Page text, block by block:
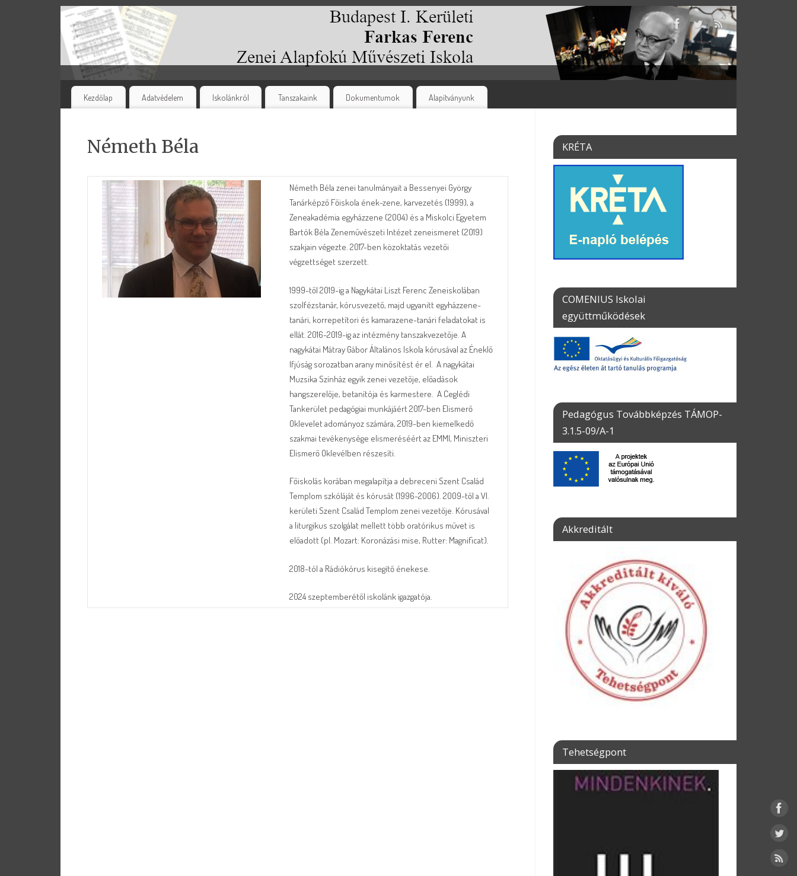
Kezdőlap Adatvédelem Iskolánkról Tanszakaink Dokumentumok Alapítványunk
Németh Béla
Németh Béla zenei tanulmányait a Bessenyei György
Tanárképző Főiskola ének-zene, karvezetés (1999), a
Zeneakadémia egyházzene (2004) és a Miskolci Egyetem
Bartók Béla Zeneművészeti Intézet zeneismeret (2019)
szakjain végezte. 2017-ben közoktatás vezetői
végzettséget szerzett.
1999-től 2019-ig a Nagykátai Liszt Ferenc Zeneiskolában
szolfézstanár, kórusvezető, majd ugyanitt egyházzene-
tanári, korrepetítori és kamarazene-tanári feladatokat is
ellát. 2016-2019-ig az intézmény tanszakvezetője. A
nagykátai Mátray Gábor Általános Iskola kórusával az Éneklő
Ifjúság sorozatban arany minősítést ér el. A nagykátai
Muzsika Színház egyik zenei vezetője, előadások
hangszerelője, betanítója és karmestere. A Ceglédi
Tankerület pedagógiai munkájáért 2017-ben Elismerő
Oklevelet adományoz számára, 2019-ben kiemelkedő
szakmai tevékenysége elismeréséért az EMMI, Miniszteri
Elismerő Oklevélben részesíti.
Főiskolás korában megalapítja a debreceni Szent Család
Templom szkóláját és kórusát (1996-2006). 2009-től a VI.
kerületi Szent Család Templom zenei vezetője. Kórusával
a liturgikus szolgálat mellett több oratórikus művet is
előadott (pl. Mozart: Koronázási mise, Rutter: Magnificat).
2018-tól a Rádiókórus kisegítő énekese.
2024 szeptemberétől iskolánk igazgatója.
KRÉTA
COMENIUS Iskolai
együttműködések
Pedagógus Továbbképzés TÁMOP-
3.1.5-09/A-1
Akkreditált
Tehetségpont